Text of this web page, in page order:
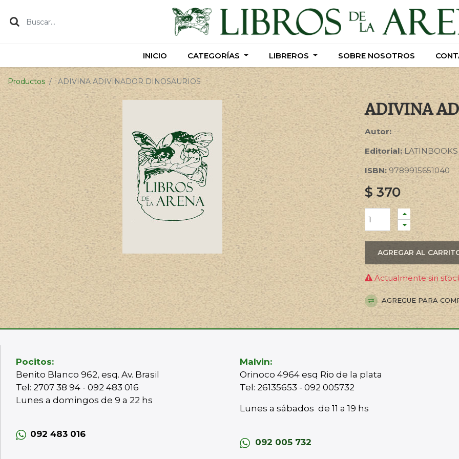
INICIO CATEGORÍAS LIBREROS SOBRE NOSOTROS
INICIO CATEGORÍAS LIBREROS SOBRE NOSOTROS
Productos ADIVINA ADIVINADOR DINOSAURIOS
ADIVINA
Autor: --
Editorial:LATINBOOKS
ISBN: 9789915651040
$370
AGREGAR AL
Actualmente sin
AGREGUE PARA
Pocitos:
Benito Blanco 962, esq. Av. Brasil
Tel: 2707 38 94 - 092 483 016
Lunes a domingos de 9 a 22 hs
092 483 016
Malvin:
Orinoco 4964 esq Rio de la plata
Tel: 26135653 - 092 005732
Lunes a sábados de 11 a 19 hs
092 005 732